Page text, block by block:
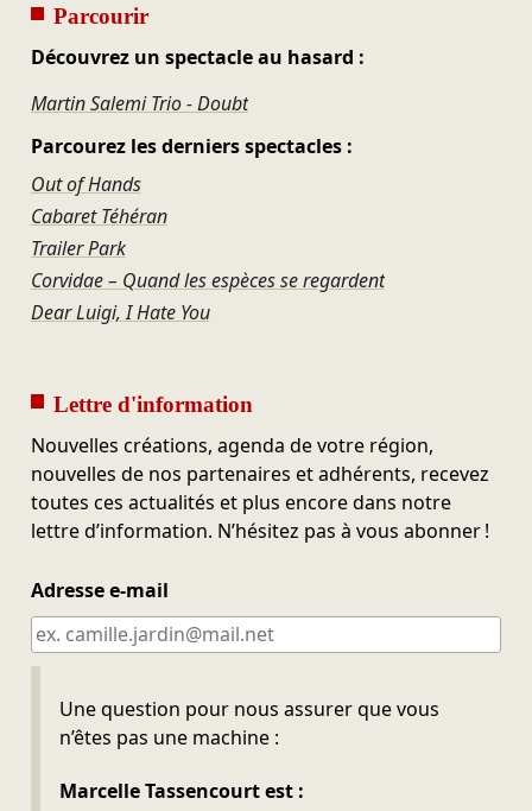
Parcourir
Découvrez un spectacle au hasard :
Martin Salemi Trio - Doubt
Parcourez les derniers spectacles :
Out of Hands
Cabaret Téhéran
Trailer Park
Corvidae – Quand les espèces se regardent
Dear Luigi, I Hate You
Lettre d'information
Nouvelles créations, agenda de votre région,
nouvelles de nos partenaires et adhérents, recevez
toutes ces actualités et plus encore dans notre
lettre d’information. N’hésitez pas à vous abonner !
Adresse e-mail
Une question pour nous assurer que vous
n’êtes pas une machine :
Marcelle Tassencourt est :
Ne pas remplir